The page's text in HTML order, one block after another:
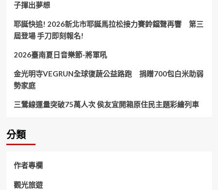
業
禮
學
習
成
果
豐
碩
子揮出夢想
耶誕快追! 2026新北市耶誕馬拉松接力賽鈴鐺聲再響 第三
屆登場 手刀即刻報名!
2026臺南夏日音樂節-將軍吼
金光明寺VEGRUN全球復蔬公益路跑 捐贈700包白米助弱
勢家庭
三鶯線運量突破75萬人次 侯友宜開箱原住民主題彩繪列車
分類
作者專欄
觀光旅遊